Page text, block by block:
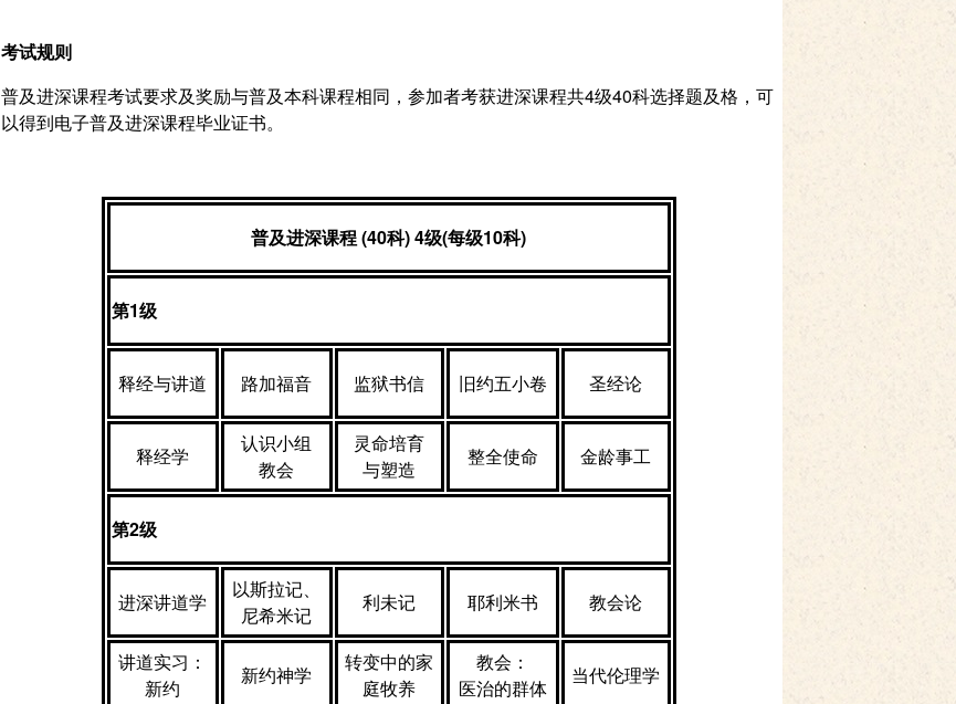
考试规则
普及进深课程考试要求及奖励与普及本科课程相同，参加者考获进深课程共4级40科选择题及格，可
以得到电子普及进深课程毕业证书。
普及进深课程(40科)4级(每级10科)
第1级
释经与讲道 路加福音 监狱书信 旧约五小卷 圣经论
释经学
认识小组
教会
灵命培育
与塑造
整全使命 金龄事工
第2级
进深讲道学
以斯拉记、
尼希米记
利未记 耶利米书 教会论
讲道实习：
新约
新约神学
转变中的家
庭牧养
教会：
医治的群体
当代伦理学